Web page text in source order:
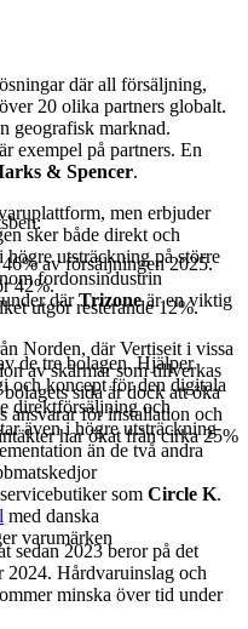
där all försäljning,
20 olika partners globalt.
geografisk marknad.
är exempel på partners. En
& Spencer.
men erbjuder
sker både direkt och
högre utsträckning på större
fordonsindustrin
därTrizoneär en viktig
de tre bolagen. Hjälper
och koncept för den digitala
direktförsäljning och
även i högre utsträckning
än de två andra
som Circle K.
med danska
varumärken
av försäljningen 2025.
42%.
utgör resterande 12%.
Norden, där Vertiseit i vissa
av skärmar som tillverkas
sida är dock att öka
ansvarar för installation och
har ökat från cirka 25%
sedan 2023 beror på det
Hårdvaruinslag och
minska över tid under